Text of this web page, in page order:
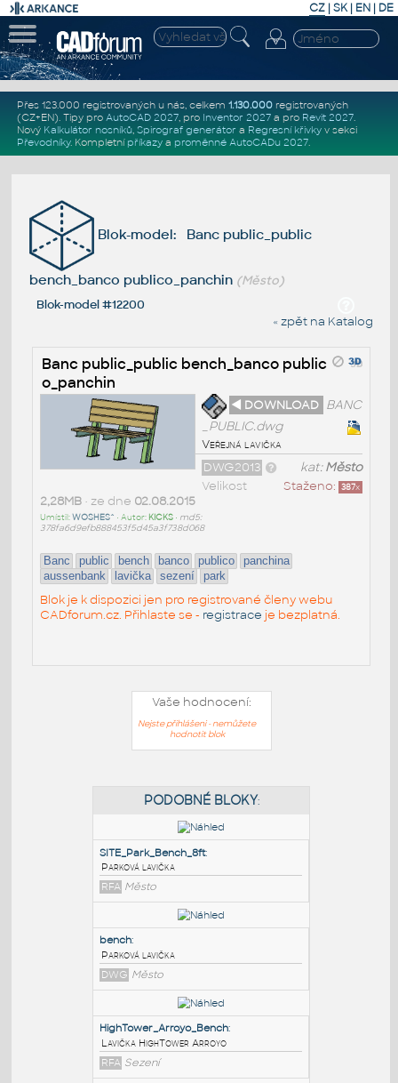
CZ | SK| EN | DE
Přes 123.000 registrovaných u nás, celkem 1.130.000registrovaných
(CZ+EN). Tipy pro AutoCAD 2027, pro Inventor 2027a pro Revit 2027.
Nový Kalkulátor nosníků, Spirograf generátor a Regresní křivkyv sekci
Převodníky. Kompletní příkazya proměnné AutoCADu 2027.
Blok-model: Banc public_public
bench_banco publico_panchin (Město)
Blok-model #12200
« zpět na Katalog
Banc public_public bench_banco public
o_panchin
◄ DOWNLOAD BANC
_PUBLIC.dwg
Veřejná lavička
kat:Město
DWG2013
Staženo: 387x
Velikost
2,28MB• ze dne 02.08.2015
Umístil:WOSHES^ • Autor: KICKS• md5:
378fa6d9efb888453f5d45a3f738d068
Banc public bench banco publico
panchina
aussenbank
lavička sezení park
Blok je k dispozici jen pro registrované členy webu
CADforum.cz. Přihlaste se - registrace je bezplatná.
Vaše hodnocení:
Nejste přihlášeni - nemůžete
hodnotit blok
SITE_Park_Bench_8ft
Parková lavička
RFA Město